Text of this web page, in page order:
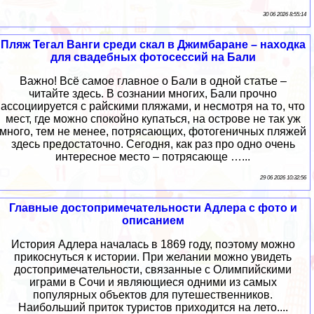
30 06 2026 8:55:14
Пляж Тегал Ванги среди скал в Джимбаране – находка
для свадебных фотосессий на Бали
Важно! Всё самое главное о Бали в одной статье –
читайте здесь. В сознании многих, Бали прочно
ассоциируется с райскими пляжами, и несмотря на то, что
мест, где можно спокойно купаться, на острове не так уж
много, тем не менее, потрясающих, фотогеничных пляжей
здесь предостаточно. Сегодня, как раз про одно очень
интересное место – потрясающе …...
29 06 2026 10:32:56
Главные достопримечательности Адлера с фото и
описанием
История Адлера началась в 1869 году, поэтому можно
прикоснуться к истории. При желании можно увидеть
достопримечательности, связанные с Олимпийскими
играми в Сочи и являющиеся одними из самых
популярных объектов для путешественников.
Наибольший приток туристов приходится на лето....